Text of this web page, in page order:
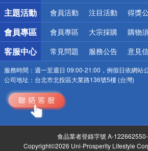
詐騙網頁！請小心！
主題活動 會員活動 注目活動 得獎
會員專區 會員專區 大宗採購 購物
客服中心 常見問題 服務公告 意見
服務時間： 週一至週日 09:00-21:00，例假日依網站
公司地址： 台北市北投區大業路136號5樓 (台灣)
食品業者登錄字號 A-
Copyright©2026 Uni-Prosperity Lifestyle